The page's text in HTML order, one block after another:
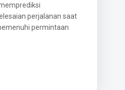
perjalanan saat
permintaan